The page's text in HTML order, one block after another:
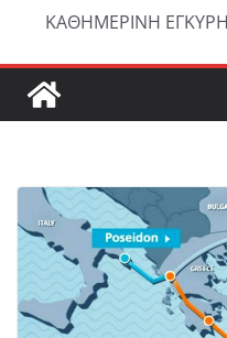
ΚΑΘΗΜΕΡΙΝΗ